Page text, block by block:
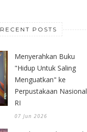
RECENT POSTS
Menyerahkan Buku
"Hidup Untuk Saling
Menguatkan" ke
Perpustakaan Nasional
RI
07 Jun 2026